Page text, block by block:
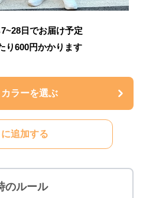
日でお届け予定
り600円かかります
ラーを選ぶ
追加する
のルール